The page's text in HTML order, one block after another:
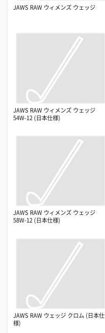
JAWS RAW ウィメンズ ウェッジ
JAWS RAW ウィメンズ ウェッジ
54W-12 (日本仕様)
JAWS RAW ウィメンズ ウェッジ
58W-12 (日本仕様)
JAWS RAW ウェッジ クロム (日本仕
様)